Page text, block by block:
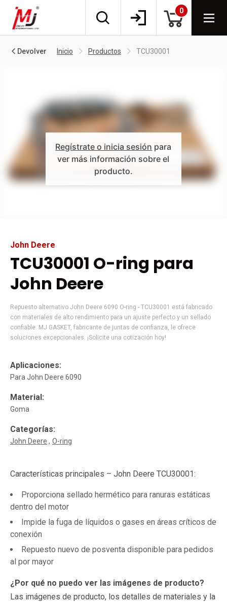
0
Devolver Inicio Productos TCU30001
Regístrate o inicia sesión para
ver más información sobre el
producto.
John Deere
TCU30001 O-ring para
John Deere
Repuesto alternativo John Deere 6090 O-ring - TCU30001 está fabricado
con materiales de alto rendimiento para un ajuste perfecto y un sellado
confiable. MJ GASKET, fabricante de juntas de confianza, le ofrece
soluciones excepcionales. ¡Solicite una cotización hoy!
Aplicaciones:
Para John Deere 6090
Material:
Goma
Categorías:
John Deere O-ring
Características principales – John Deere TCU30001:
Proporciona sellado hermético para ranuras estáticas
dentro del motor
Impide la fuga de líquidos o gases en áreas críticos de
conexión
Repuesto nuevo de posventa disponible para pedidos
al por mayor
¿Por qué no puedo ver las imágenes de producto?
Las imágenes de producto, los detalles de materiales y la